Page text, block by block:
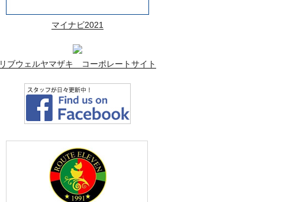
マイナビ2021
リブウェルヤマザキ コーポレートサイト